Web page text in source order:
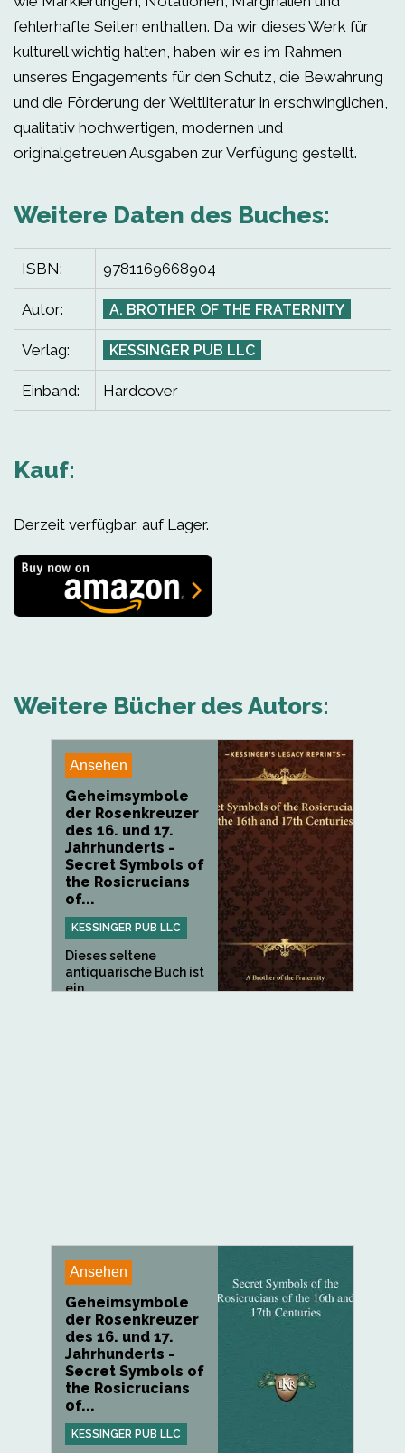
fehlerhafte Seiten enthalten. Da wir dieses Werk für
kulturell wichtig halten, haben wir es im Rahmen
unseres Engagements für den Schutz, die Bewahrung
und die Förderung der Weltliteratur in erschwinglichen,
qualitativ hochwertigen, modernen und
originalgetreuen Ausgaben zur Verfügung gestellt.
Weitere Daten des Buches:
ISBN: 9781169668904
Autor: A. BROTHER OF THE FRATERNITY
Verlag: KESSINGER PUB LLC
Einband: Hardcover
Kauf:
Derzeit verfügbar, auf Lager.
Weitere Bücher des Autors:
Ansehen
Geheimsymbole
der Rosenkreuzer
des 16. und 17.
Jahrhunderts -
Secret Symbols of
the Rosicrucians
of...
KESSINGER PUB LLC
Dieses seltene
antiquarische Buch ist
ein...
Ansehen
Geheimsymbole
der Rosenkreuzer
des 16. und 17.
Jahrhunderts -
Secret Symbols of
the Rosicrucians
of...
KESSINGER PUB LLC